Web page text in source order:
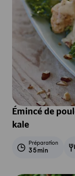
Émincé de
kale
Préparation
35min